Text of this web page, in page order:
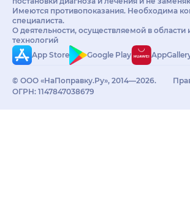
Имеются противопоказания. Необходима
специалиста.
О деятельности, осуществляемой в
технологий
App Store
Google Play
© ООО «НаПоправку.Ру», 2014—2026.
ОГРН: 1147847038679